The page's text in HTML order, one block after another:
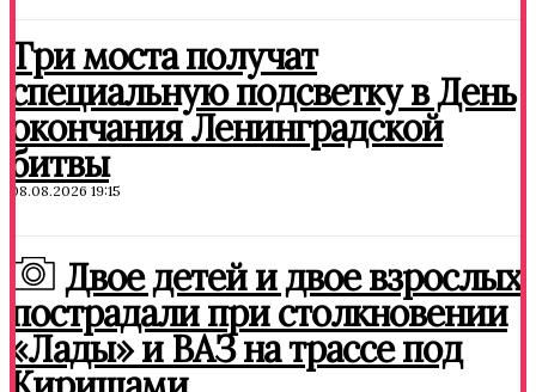
Три моста получат
специальную подсветку в День
окончания Ленинградской
битвы
08.08.2026 19:15
Двое детей и двое взрослых
пострадали при столкновении
«Лады» и ВАЗ на трассе под